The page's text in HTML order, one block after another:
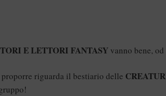
E LETTORI FANTASY vanno bene,
riguarda il bestiario delle